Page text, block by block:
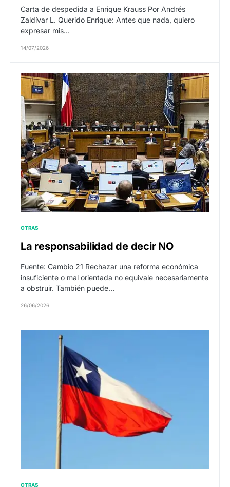
Carta de despedida a Enrique Krauss Por Andrés
Zaldívar L. Querido Enrique: Antes que nada, quiero
expresar mis…
14/07/2026
OTRAS
La responsabilidad de decir NO
Fuente: Cambio 21 Rechazar una reforma económica
insuficiente o mal orientada no equivale necesariamente
a obstruir. También puede…
26/06/2026
OTRAS